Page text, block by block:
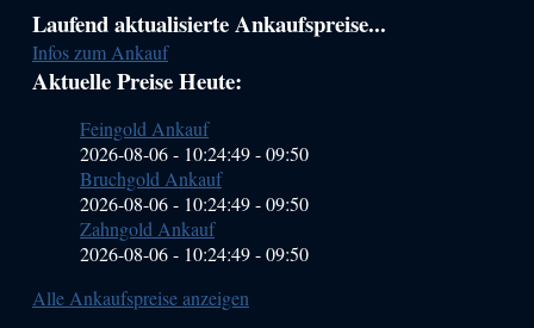
Haupt-
Sidebar
(Primary)
Laufend aktualisierte Ankaufspreise...
Infos zum Ankauf
Aktuelle Preise Heute:
Feingold Ankauf
2026-08-06 - 10:24:49-09:50
Bruchgold Ankauf
2026-08-06 - 10:24:49-09:50
Zahngold Ankauf
2026-08-06 - 10:24:49-09:50
Alle Ankaufspreise anzeigen